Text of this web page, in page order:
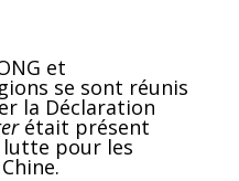
et
se sont réunis
la Déclaration
était présent
pour les